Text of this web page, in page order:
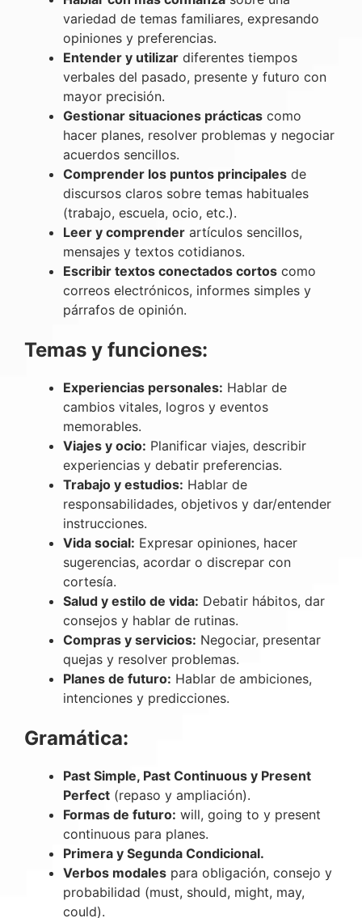
variedad de temas familiares, expresando
opiniones y preferencias.
Entender y utilizar diferentes tiempos
verbales del pasado, presente y futuro con
mayor precisión.
Gestionar situaciones prácticas como
hacer planes, resolver problemas y negociar
acuerdos sencillos.
Comprender los puntos principales de
discursos claros sobre temas habituales
(trabajo, escuela, ocio, etc.).
Leer y comprender artículos sencillos,
mensajes y textos cotidianos.
Escribir textos conectados cortos como
correos electrónicos, informes simples y
párrafos de opinión.
Temas y funciones:
Experiencias personales: Hablar de
cambios vitales, logros y eventos
memorables.
Viajes y ocio: Planificar viajes, describir
experiencias y debatir preferencias.
Trabajo y estudios: Hablar de
responsabilidades, objetivos y dar/entender
instrucciones.
Vida social: Expresar opiniones, hacer
sugerencias, acordar o discrepar con
cortesía.
Salud y estilo de vida: Debatir hábitos, dar
consejos y hablar de rutinas.
Compras y servicios: Negociar, presentar
quejas y resolver problemas.
Planes de futuro: Hablar de ambiciones,
intenciones y predicciones.
Gramática:
Past Simple, Past Continuous y Present
Perfect (repaso y ampliación).
Formas de futuro: will, going to y present
continuous para planes.
Primera y Segunda Condicional.
Verbos modales para obligación, consejo y
probabilidad (must, should, might, may,
could).